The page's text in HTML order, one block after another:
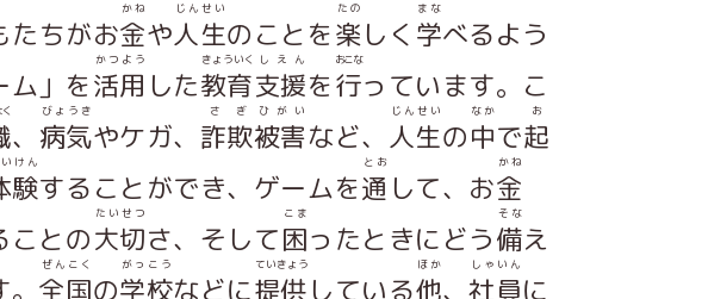
たちがお金
かね
や人生
じんせい
のことを楽
たの
しく 学
まな
べるよう
ム」を活用
かつよう
した教育
きょういく
支援
しえん
を行
おこな
っています。こ
、 病気
びょうき
やケガ、 詐欺
さぎ
被害
ひがい
など、 人生
じんせい
の中
なか
で起
お
験
けん
することができ、ゲームを通
とお
して、お金
かね
ことの大切
たいせつ
さ、そして困
こま
ったときにどう備
そな
え
全国
ぜんこく
の学校
がっこう
などに提供
ていきょう
している他
ほか
、社員
しゃいん
に